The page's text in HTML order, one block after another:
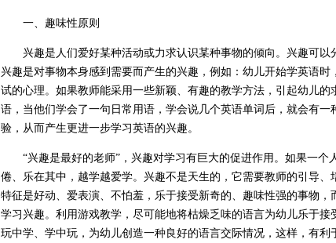
一、趣味性原则
兴趣是人们爱好某种活动或力求认识某种事物的倾向。兴趣可以
兴趣是对事物本身感到需要而产生的兴趣，例如：幼儿开始学英语
试的心理。如果教师能采用一些新颖、有趣的教学方法，引起幼儿
语，当他们学会了一句日常用语，学会说几个英语单词后，就会有
验，从而产生更进一步学习英语的兴趣。
“兴趣是最好的老师”，兴趣对学习有巨大的促进作用。如果一个
倦、乐在其中，越学越爱学。兴趣不是天生的，它需要教师的引导、
特征是好动、爱表演、不怕羞，乐于接受新奇的、趣味性强的事物，
学习兴趣。利用游戏教学，尽可能地将枯燥乏味的语言为幼儿乐于
玩中学、学中玩，为幼儿创造一种良好的语言交际情况，这样，有利